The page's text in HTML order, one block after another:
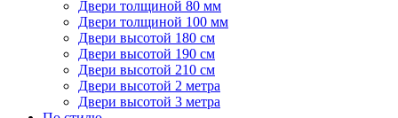
Двери толщиной 80 мм
Двери толщиной 100 мм
Двери высотой 180 см
Двери высотой 190 см
Двери высотой 210 см
Двери высотой 2 метра
Двери высотой 3 метра